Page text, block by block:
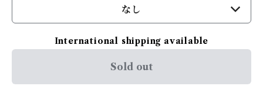
なし
International shipping available
Sold out